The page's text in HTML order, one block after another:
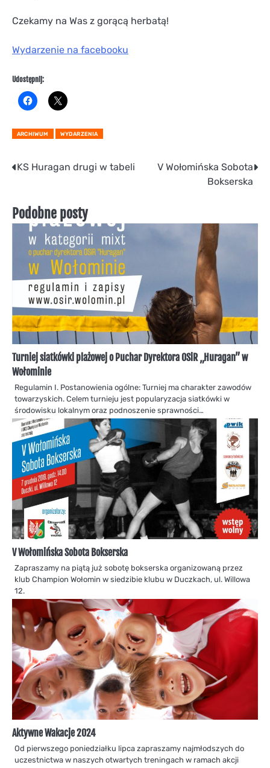
Czekamy na Was z gorącą herbatą!
Wydarzenie na facebooku
Udostępnij:
ARCHIWUM WYDARZENIA
Nawigacja
KS Huragan drugi w tabeli
V Wołomińska Sobota
Bokserska
Podobne posty
Turniej siatkówki plażowej o Puchar Dyrektora OSiR „Huragan” w
Wołominie
Regulamin I. Postanowienia ogólne: Turniej ma charakter zawodów
towarzyskich. Celem turnieju jest popularyzacja siatkówki w
środowisku lokalnym oraz podnoszenie sprawności…
V Wołomińska Sobota Bokserska
Zapraszamy na piątą już sobotę bokserska organizowaną przez
klub Champion Wołomin w siedzibie klubu w Duczkach, ul. Willowa
12.
Aktywne Wakacje 2024
Od pierwszego poniedziałku lipca zapraszamy najmłodszych do
uczestnictwa w naszych otwartych treningach w ramach akcji